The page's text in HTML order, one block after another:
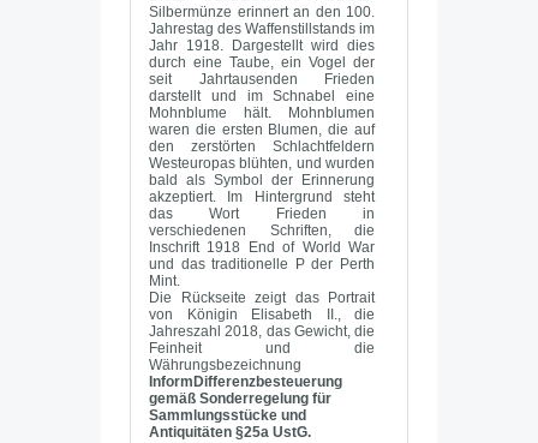
Silbermünze erinnert an den 100.
Jahrestag des Waffenstillstands im
Jahr 1918. Dargestellt wird dies
durch eine Taube, ein Vogel der
seit Jahrtausenden Frieden
darstellt und im Schnabel eine
Mohnblume hält. Mohnblumen
waren die ersten Blumen, die auf
den zerstörten Schlachtfeldern
Westeuropas blühten, und wurden
bald als Symbol der Erinnerung
akzeptiert. Im Hintergrund steht
das Wort Frieden in
verschiedenen Schriften, die
Inschrift 1918 End of World War
und das traditionelle P der Perth
Mint.
Die Rückseite zeigt das Portrait
von Königin Elisabeth II., die
Jahreszahl 2018, das Gewicht, die
Feinheit und die
Währungsbezeichnung
Inform Differenzbesteuerung
gemäß Sonderregelung für
Sammlungsstücke und
Antiquitäten §25a UstG.